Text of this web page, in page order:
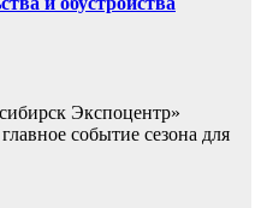
Экспоцентр»
событие сезона для